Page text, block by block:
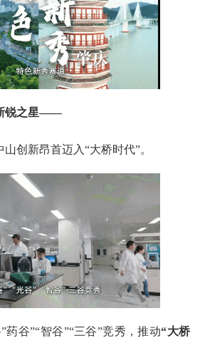
锐之星——
新昂首迈入“大桥时代”。
谷”“智谷”“三谷”竞秀，推动“大桥